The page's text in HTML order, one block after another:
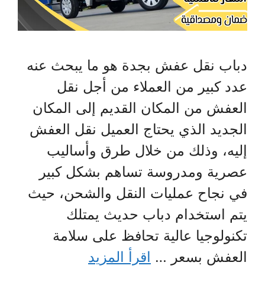
دباب نقل عفش بجدة هو ما يبحث عنه
عدد كبير من العملاء من أجل نقل
العفش من المكان القديم إلى المكان
الجديد الذي يحتاج العميل نقل العفش
إليه، وذلك من خلال طرق وأساليب
عصرية ومدروسة تساهم بشكل كبير
في نجاح عمليات النقل والشحن، حيث
يتم استخدام دباب حديث يمتلك
تكنولوجيا عالية تحافظ على سلامة
العفش بسعر … اقرأ المزيد